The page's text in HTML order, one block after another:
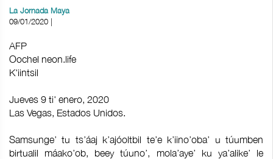
La Jornada Maya
09/01/2020 |
AFP
Oochel neon.life
K'iintsil
Jueves 9 ti' enero, 2020
Las Vegas, Estados Unidos.
Samsunge’ tu ts’áaj k’ajóoltbil te’e k’iino’oba’ u túumben
birtualil máako’ob, beey túuno’, mola’aye’ ku ya’alike’ le